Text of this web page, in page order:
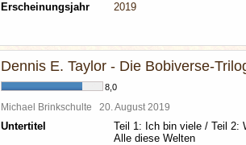
Erscheinungsjahr
2019
Dennis E. Taylor - Die Bobiverse-
8,0
Michael Brinkschulte 20. August 2019
Untertitel
Teil 1: Ich bin viele / Teil 2:
Alle diese Welten